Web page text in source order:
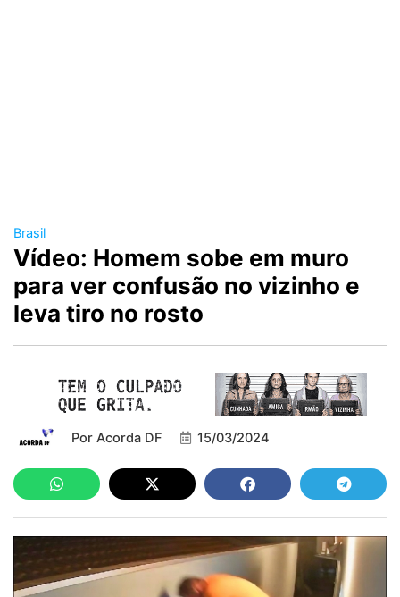
Brasil
Vídeo: Homem sobe em muro
para ver confusão no vizinho e
leva tiro no rosto
Por Acorda DF 15/03/2024